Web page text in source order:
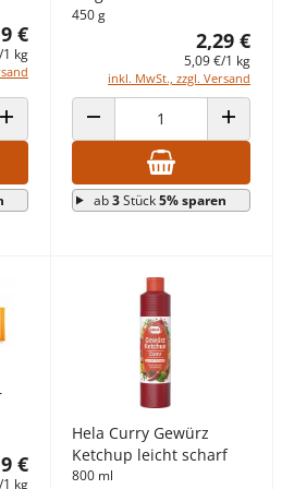
€
kg
ANZAHL ERHÖHEN
450 g
2,29 €
5,09 €/1 kg
inkl. MwSt., zzgl. Versand
ANZAHL VERRINGERN ANZAHL
ab3Stück5% sparen
€
kg
Hela Curry Gewürz
Ketchup leicht scharf
800 ml